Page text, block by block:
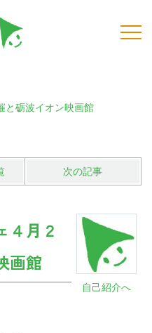
と砺波イオン映画館
次の記事
自己紹介へ
４月２
画館